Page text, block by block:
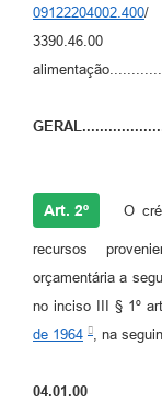
SIC
09122204002.400/
Art. 2º O
recursos
orçamentária a
no inciso III § 1º
de 1964
, na